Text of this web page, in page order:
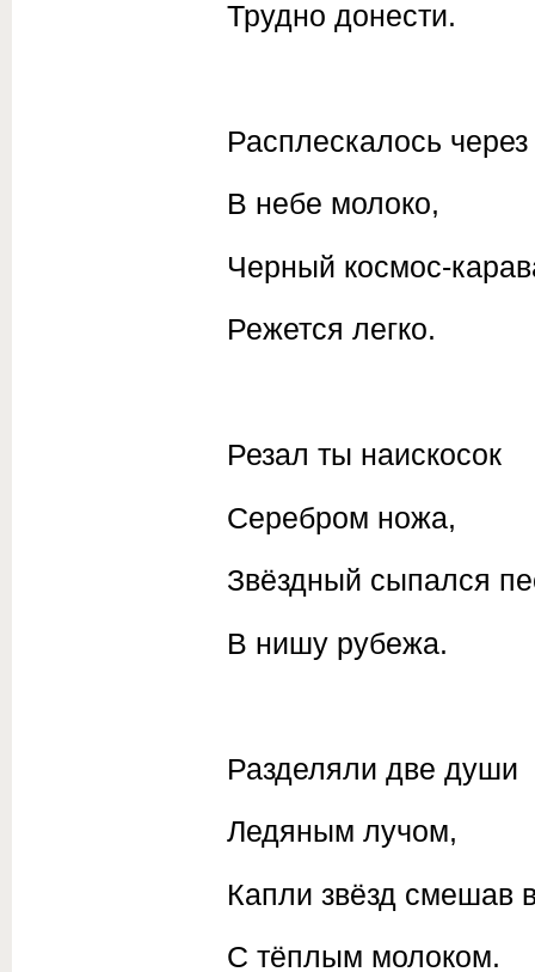
Трудно донести.
Расплескалось через
В небе молоко,
Черный космос-
Режется легко.
Резал ты наискосок
Серебром ножа,
Звёздный сыпался
В нишу рубежа.
Разделяли две души
Ледяным лучом,
Капли звёзд смешав
С тёплым молоком.